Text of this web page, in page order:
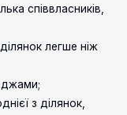
співвласників,
легше ніж
з ділянок,